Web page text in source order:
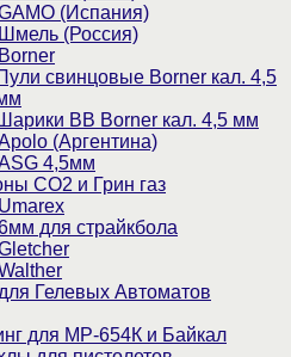
(Испания)
(Россия)
свинцовые Borner кал. 4,5
Шарики BB Borner кал. 4,5 мм
(Аргентина)
4,5мм
CO2 и Грин газ
для страйкбола
Гелевых Автоматов
для МР-654К и Байкал